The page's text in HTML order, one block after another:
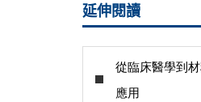
延伸閱讀
從臨床醫學到
應用